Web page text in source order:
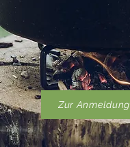
Zur Anmeldung